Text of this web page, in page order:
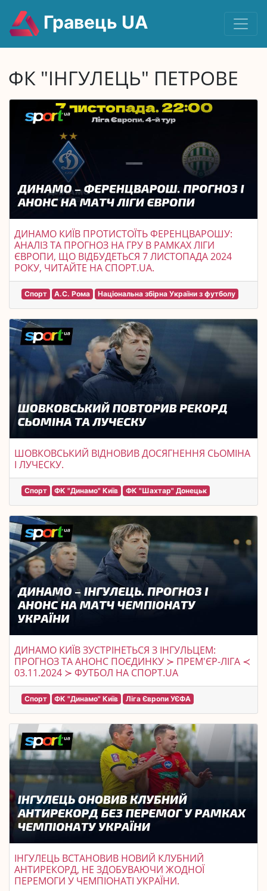
Гравець UA
ФК "ІНГУЛЕЦЬ" ПЕТРОВЕ
ДИНАМО КИЇВ ПРОТИСТОЇТЬ ФЕРЕНЦВАРОШУ:
АНАЛІЗ ТА ПРОГНОЗ НА ГРУ В РАМКАХ ЛІГИ
ЄВРОПИ, ЩО ВІДБУДЕТЬСЯ 7 ЛИСТОПАДА 2024
РОКУ, ЧИТАЙТЕ НА СПОРТ.UA.
Спорт А.С. Рома Національна збірна України з футболу
ШОВКОВСЬКИЙ ВІДНОВИВ ДОСЯГНЕННЯ СЬОМІНА
І ЛУЧЕСКУ.
Спорт ФК "Динамо" Київ ФК "Шахтар" Донецьк
ДИНАМО КИЇВ ЗУСТРІНЕТЬСЯ З ІНГУЛЬЦЕМ:
ПРОГНОЗ ТА АНОНС ПОЄДИНКУ ≻ ПРЕМ'ЄР-ЛІГА ≺
03.11.2024 ≻ ФУТБОЛ НА СПОРТ.UA
Спорт ФК "Динамо" Київ Ліга Європи УЄФА
ІНГУЛЕЦЬ ВСТАНОВИВ НОВИЙ КЛУБНИЙ
АНТИРЕКОРД, НЕ ЗДОБУВАЮЧИ ЖОДНОЇ
ПЕРЕМОГИ У ЧЕМПІОНАТІ УКРАЇНИ.